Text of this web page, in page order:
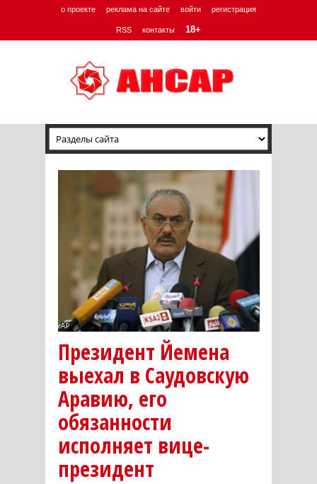
о проекте реклама на сайте войти регистрация
RSS контакты 18+
Президент Йемена
выехал в Саудовскую
Аравию, его
обязанности
исполняет вице-
президент